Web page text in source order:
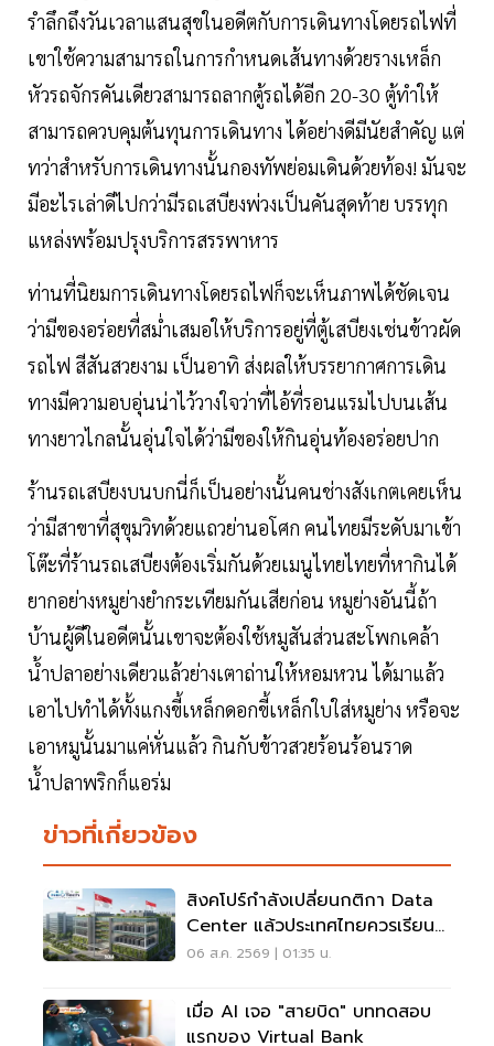
รำลึกถึงวันเวลาแสนสุขในอดีตกับการเดินทางโดยรถไฟที่
เขาใช้ความสามารถในการกำหนดเส้นทางด้วยรางเหล็ก
หัวรถจักรคันเดียวสามารถลากตู้รถได้อีก 20-30 ตู้ทำให้
สามารถควบคุมต้นทุนการเดินทาง ได้อย่างดีมีนัยสำคัญ แต่
ทว่าสำหรับการเดินทางนั้นกองทัพย่อมเดินด้วยท้อง! มันจะ
มีอะไรเล่าดีไปกว่ามีรถเสบียงพ่วงเป็นคันสุดท้าย บรรทุก
แหล่งพร้อมปรุงบริการสรรพาหาร
ท่านที่นิยมการเดินทางโดยรถไฟก็จะเห็นภาพได้ชัดเจน
ว่ามีของอร่อยที่สม่ำเสมอให้บริการอยู่ที่ตู้เสบียงเช่นข้าวผัด
รถไฟ สีสันสวยงาม เป็นอาทิ ส่งผลให้บรรยากาศการเดิน
ทางมีความอบอุ่นน่าไว้วางใจว่าที่ไอ้ที่รอนแรมไปบนเส้น
ทางยาวไกลนั้นอุ่นใจได้ว่ามีของให้กินอุ่นท้องอร่อยปาก
ร้านรถเสบียงบนบกนี่ก็เป็นอย่างนั้นคนช่างสังเกตเคยเห็น
ว่ามีสาขาที่สุขุมวิทด้วยแถวย่านอโศก คนไทยมีระดับมาเข้า
โต๊ะที่ร้านรถเสบียงต้องเริ่มกันด้วยเมนูไทยไทยที่หากินได้
ยากอย่างหมูย่างยำกระเทียมกันเสียก่อน หมูย่างอันนี้ถ้า
บ้านผู้ดีในอดีตนั้นเขาจะต้องใช้หมูสันส่วนสะโพกเคล้า
น้ำปลาอย่างเดียวแล้วย่างเตาถ่านให้หอมหวน ได้มาแล้ว
เอาไปทำได้ทั้งแกงขี้เหล็กดอกขี้เหล็กใบใส่หมูย่าง หรือจะ
เอาหมูนั้นมาแค่หั่นแล้ว กินกับข้าวสวยร้อนร้อนราด
น้ำปลาพริกก็แอร่ม
ข่าวที่เกี่ยวข้อง
สิงคโปร์กำลังเปลี่ยนกติกา Data
Center แล้วประเทศไทยควรเรียนรู้
อะไร?
06 ส.ค. 2569 | 01:35 น.
เมื่อ AI เจอ "สายบิด" บททดสอบ
แรกของ Virtual Bank